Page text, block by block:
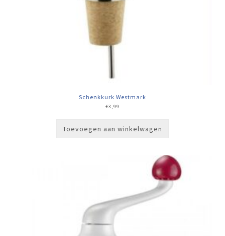
Schenkkurk Westmark
€3,99
Toevoegen aan winkelwagen